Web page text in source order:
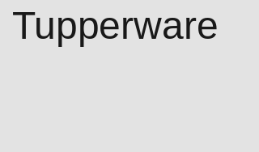
Tupperware